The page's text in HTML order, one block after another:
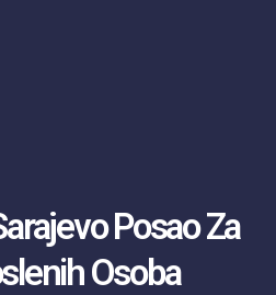
Posao Za
Osoba